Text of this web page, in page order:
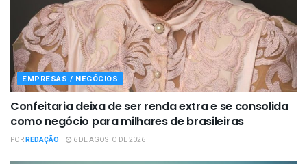
EMPRESAS / NEGÓCIOS
Confeitaria deixa de ser renda extra e se consolida
como negócio para milhares de brasileiras
PORREDAÇÃO 6 DE AGOSTO DE 2026